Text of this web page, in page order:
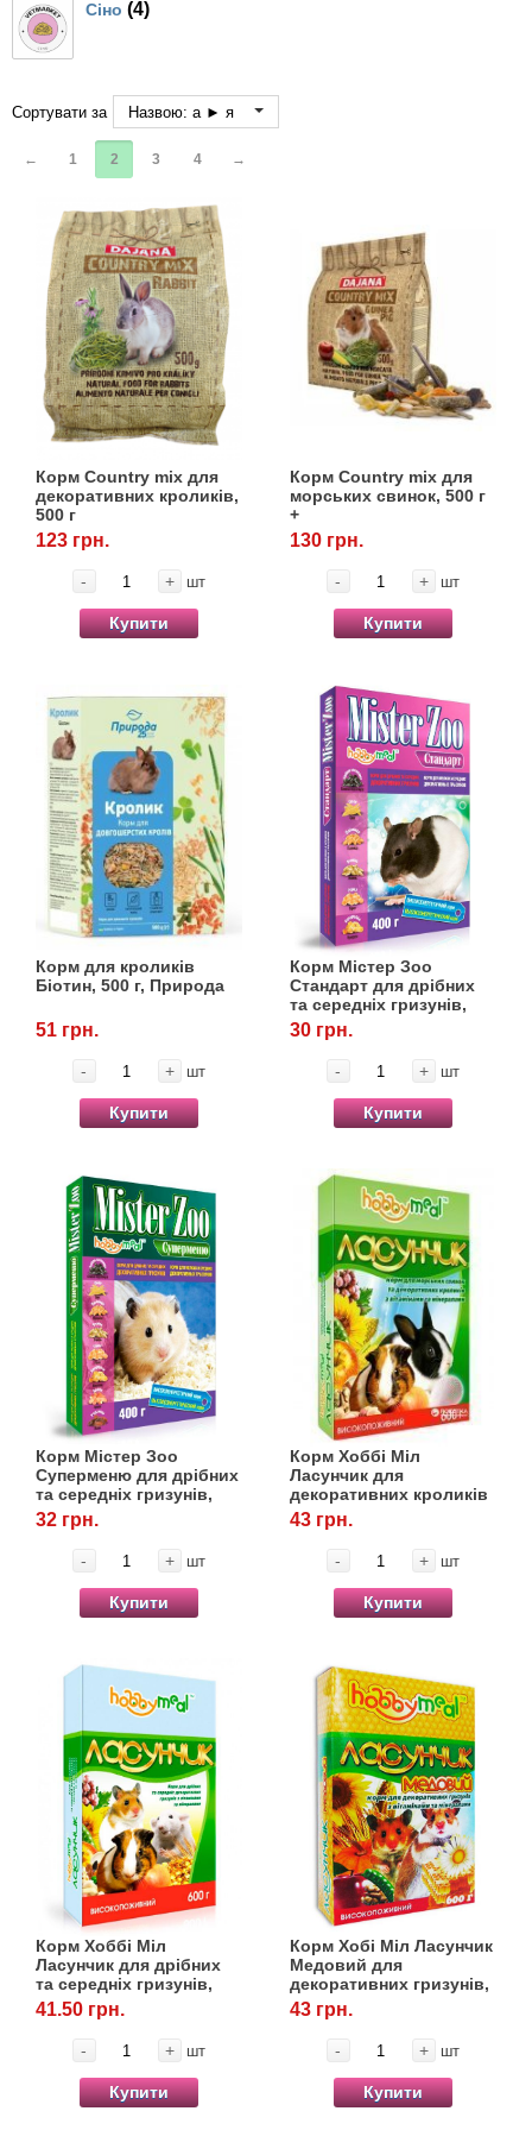
Сіно (4)
Сортувати за Назвою: а ► я
← 1 2 3 4 →
Корм Country mix для
декоративних кроликів,
500 г
123 грн.
- + шт
Купити
Корм Country mix для
морських свинок, 500 г
+
130 грн.
- + шт
Купити
Корм для кроликів
Біотин, 500 г, Природа
51 грн.
- + шт
Купити
Корм Містер Зоо
Стандарт для дрібних
та середніх гризунів,
400 г, OLKAR. (Олкар)
30 грн.
- + шт
Купити
Корм Містер Зоо
Суперменю для дрібних
та середніх гризунів,
400 г, OLKAR. (Олкар)
32 грн.
- + шт
Купити
Корм Хоббі Міл
Ласунчик для
декоративних кроликів
та морських свинок,
600 г, OLKAR. (Олкар)
43 грн.
- + шт
Купити
Корм Хоббі Міл
Ласунчик для дрібних
та середніх гризунів,
600 г, OLKAR. (Олкар)
41.50 грн.
- + шт
Купити
Корм Хобі Міл Ласунчик
Медовий для
декоративних гризунів,
600 г, OLKAR. (Олкар)
43 грн.
- + шт
Купити
Ласощі та корми
собак
Лежаки, будиночки, охолоджуючи
коврики
Миски, автогодівниці, поїлки
Одяг та взуття
Перенесення, сумки, клітини
Післяопераційні засоби та витратні
матеріали
Подарункові сертифікати
Товари для голубів
Товари для людей
Хозряд - господарчі товари оптом
Популярні зоотоварі
Архів / Знято з виробництва